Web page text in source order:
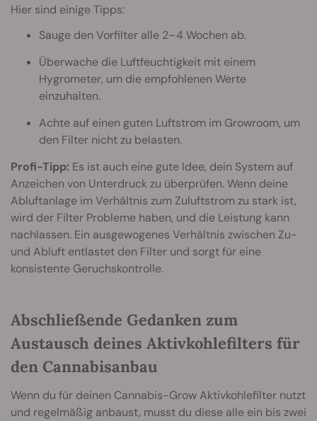
Hier sind einige Tipps:
Sauge den Vorfilter alle 2–4 Wochen ab.
Überwache die Luftfeuchtigkeit mit einem
Hygrometer, um die empfohlenen Werte
einzuhalten.
Achte auf einen guten Luftstrom im Growroom, um
den Filter nicht zu belasten.
Profi-Tipp: Es ist auch eine gute Idee, dein System auf
Anzeichen von Unterdruck zu überprüfen. Wenn deine
Abluftanlage im Verhältnis zum Zuluftstrom zu stark ist,
wird der Filter Probleme haben, und die Leistung kann
nachlassen. Ein ausgewogenes Verhältnis zwischen Zu-
und Abluft entlastet den Filter und sorgt für eine
konsistente Geruchskontrolle.
Abschließende Gedanken zum
Austausch deines Aktivkohlefilters für
den Cannabisanbau
Wenn du für deinen Cannabis-Grow Aktivkohlefilter nutzt
und regelmäßig anbaust, musst du diese alle ein bis zwei